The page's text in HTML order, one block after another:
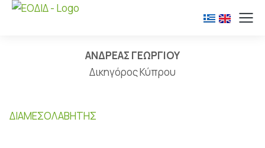
ΑΝΔΡΕΑΣ ΓΕΩΡΓΙΟΥ
Δικηγόρος Κύπρου
ΔΙΑΜΕΣΟΛΑΒΗΤΉΣ